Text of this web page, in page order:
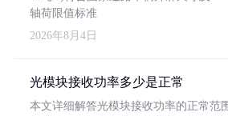
轴荷限值标准
2026年8月4日
光模块接收功率多少是正常
本文详细解答光模块接收功率的正常范